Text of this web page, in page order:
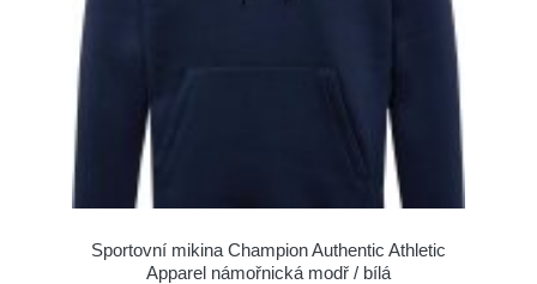
Sportovní mikina Champion Authentic Athletic
Apparel námořnická modř / bílá